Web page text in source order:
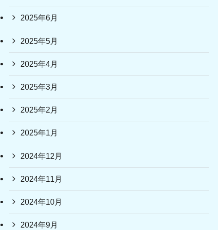
2025年6月
2025年5月
2025年4月
2025年3月
2025年2月
2025年1月
2024年12月
2024年11月
2024年10月
2024年9月